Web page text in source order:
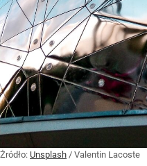
Żródło: Unsplash / Valentin Lacoste